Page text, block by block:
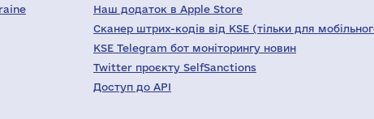
Наш додаток в Apple Store
Сканер штрих-кодів від KSE (тільки для
KSE Telegram бот моніторингу новин
Twitter проєкту SelfSanctions
Доступ до API